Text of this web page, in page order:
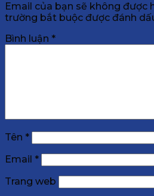
Email của bạn sẽ không được
trường bắt buộc được đánh
Bình luận *
Tên *
Email *
Trang web